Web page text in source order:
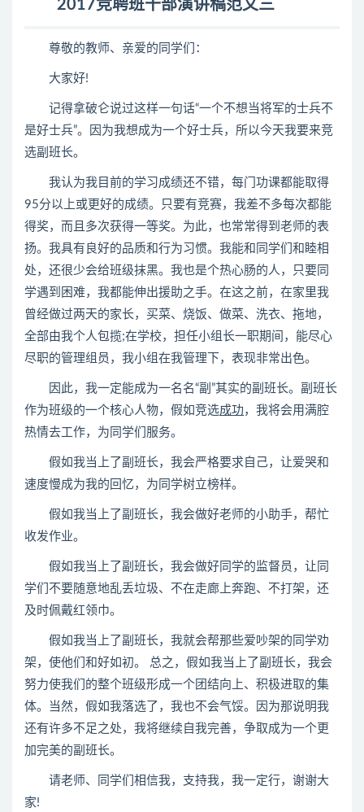
2017竞聘班干部演讲稿范文三
尊敬的教师、亲爱的同学们：
大家好!
记得拿破仑说过这样一句话“一个不想当将军的士兵不
是好士兵”。因为我想成为一个好士兵，所以今天我要来竞
选副班长。
我认为我目前的学习成绩还不错，每门功课都能取得
95分以上或更好的成绩。只要有竞赛，我差不多每次都能
得奖，而且多次获得一等奖。为此，也常常得到老师的表
扬。我具有良好的品质和行为习惯。我能和同学们和睦相
处，还很少会给班级抹黑。我也是个热心肠的人，只要同
学遇到困难，我都能伸出援助之手。在这之前，在家里我
曾经做过两天的家长，买菜、烧饭、做菜、洗衣、拖地，
全部由我个人包揽;在学校，担任小组长一职期间，能尽心
尽职的管理组员，我小组在我管理下，表现非常出色。
因此，我一定能成为一名名“副”其实的副班长。副班长
作为班级的一个核心人物，假如竞选成功 ，我将会用满腔
热情去工作，为同学们服务。
假如我当上了副班长，我会严格要求自己，让爱哭和
速度慢成为我的回忆，为同学树立榜样。
假如我当上了副班长，我会做好老师的小助手，帮忙
收发作业。
假如我当上了副班长，我会做好同学的监督员，让同
学们不要随意地乱丢垃圾、不在走廊上奔跑、不打架，还
及时佩戴红领巾。
假如我当上了副班长，我就会帮那些爱吵架的同学劝
架，使他们和好如初。 总之，假如我当上了副班长，我会
努力使我们的整个班级形成一个团结向上、积极进取的集
体。当然，假如我落选了，我也不会气馁。因为那说明我
还有许多不足之处，我将继续自我完善，争取成为一个更
加完美的副班长。
请老师、同学们相信我，支持我，我一定行，谢谢大
家!